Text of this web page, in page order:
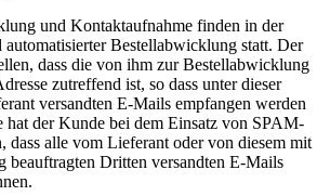
und Kontaktaufnahme finden in der
Bestellabwicklung statt. Der
dass die von ihm zur Bestellabwicklung
zutreffend ist, so dass unter dieser
versandten E-Mails empfangen werden
hat der Kunde bei dem Einsatz von SPAM-
dass alle vom Lieferant oder von diesem mit
beauftragten Dritten versandten E-Mails